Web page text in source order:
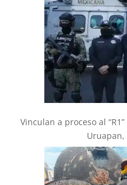
Vinculan a proceso al
Uruapan,